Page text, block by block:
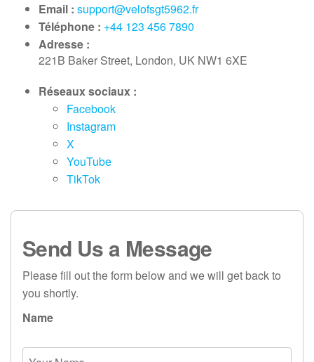
Email : support@velofsgt5962.fr
Téléphone : +44 123 456 7890
Adresse :
221B Baker Street, London, UK NW1 6XE
Réseaux sociaux :
Facebook
Instagram
X
YouTube
TikTok
Send Us a Message
Please fill out the form below and we will get back to
you shortly.
Name